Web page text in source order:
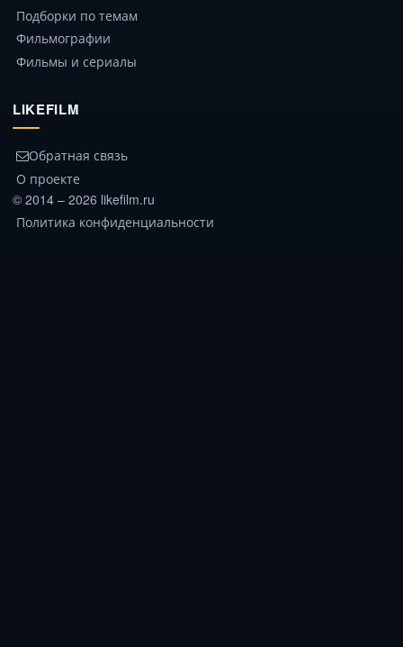
Подборки по темам
Фильмографии
Фильмы и сериалы
LIKEFILM
Обратная связь
О проекте
© 2014 – 2026 likefilm.ru
Политика конфиденциальности